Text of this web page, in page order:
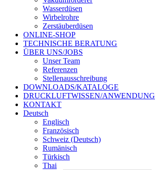
Wasserdüsen
Wirbelrohre
Zerstäuberdüsen
ONLINE-SHOP
TECHNISCHE BERATUNG
ÜBER UNS/JOBS
Unser Team
Referenzen
Stellenausschreibung
DOWNLOADS/KATALOGE
DRUCKLUFTWISSEN/ANWENDUNG
KONTAKT
Deutsch
Englisch
Französisch
Schweiz (Deutsch)
Rumänisch
Türkisch
Thai